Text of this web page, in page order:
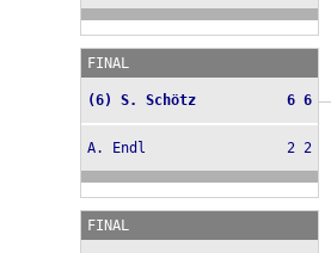
FINAL
(6) S. Schötz 6 6
A. Endl 2 2
FINAL